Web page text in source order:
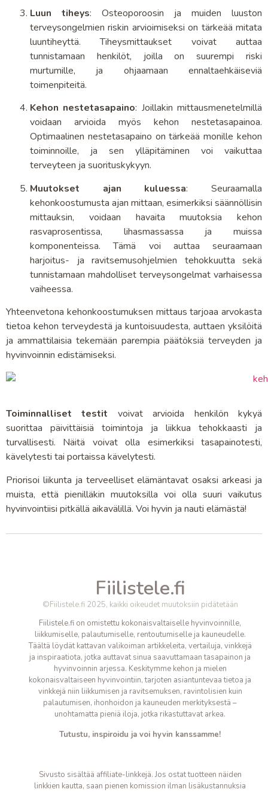
Luun tiheys: Osteoporoosin ja muiden luuston
terveysongelmien riskin arvioimiseksi on tärkeää mitata
luuntiheyttä. Tiheysmittaukset voivat auttaa
tunnistamaan henkilöt, joilla on suurempi riski
murtumille, ja ohjaamaan ennaltaehkäiseviä
toimenpiteitä.
Kehon nestetasapaino: Joillakin mittausmenetelmillä
voidaan arvioida myös kehon nestetasapainoa.
Optimaalinen nestetasapaino on tärkeää monille kehon
toiminnoille, ja sen ylläpitäminen voi vaikuttaa
terveyteen ja suorituskykyyn.
Muutokset ajan kuluessa: Seuraamalla
kehonkoostumusta ajan mittaan, esimerkiksi säännöllisin
mittauksin, voidaan havaita muutoksia kehon
rasvaprosentissa, lihasmassassa ja muissa
komponenteissa. Tämä voi auttaa seuraamaan
harjoitus- ja ravitsemusohjelmien tehokkuutta sekä
tunnistamaan mahdolliset terveysongelmat varhaisessa
vaiheessa.
Yhteenvetona kehonkoostumuksen mittaus tarjoaa arvokasta
tietoa kehon terveydestä ja kuntoisuudesta, auttaen yksilöitä
ja ammattilaisia tekemään parempia päätöksiä terveyden ja
hyvinvoinnin edistämiseksi.
Toiminnalliset testit voivat arvioida henkilön kykyä
suorittaa päivittäisiä toimintoja ja liikkua tehokkaasti ja
turvallisesti. Näitä voivat olla esimerkiksi tasapainotesti,
kävelytesti tai portaissa kävelytesti.
Priorisoi liikunta ja terveelliset elämäntavat osaksi arkeasi ja
muista, että pienilläkin muutoksilla voi olla suuri vaikutus
hyvinvointiisi pitkällä aikavälillä. Voi hyvin ja nauti elämästä!
Fiilistele.fi
©Fiilistele.fi 2025, kaikki oikeudet muutoksiin pidätetään
Fiilistele.fi on omistettu kokonaisvaltaiselle hyvinvoinnille,
liikkumiselle, palautumiselle, rentoutumiselle ja kauneudelle.
Täältä löydät kattavan valikoiman artikkeleita, vertailuja, vinkkejä
ja inspiraatiota, jotka auttavat sinua saavuttamaan tasapainon ja
hyvinvoinnin arjessa. Keskitymme kehon ja mielen
kokonaisvaltaiseen hyvinvointiin, tarjoten asiantuntevaa tietoa ja
vinkkejä niin liikkumisen ja ravitsemuksen, ravintolisien kuin
palautumisen, ihonhoidon ja kauneuden merkityksestä –
unohtamatta pieniä iloja, jotka rikastuttavat arkea.
Tutustu, inspiroidu ja voi hyvin kanssamme!
Sivusto sisältää affiliate-linkkejä. Jos ostat tuotteen näiden
linkkien kautta, saan pienen komission ilman lisäkustannuksia